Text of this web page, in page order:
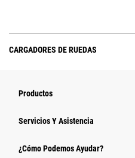
CARGADORES DE RUEDAS
Productos
Servicios Y Asistencia
¿Cómo Podemos Ayudar?